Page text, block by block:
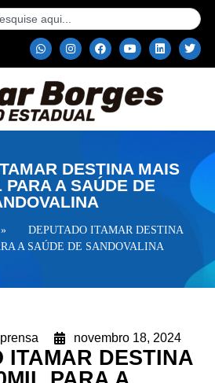
DESTINA MAIS
PARA A SAÚDE DE
»
DEPUTADO ITAMAR DESTINA
A SAÚDE DE SANDOVALINA
novembro 18, 2024
ITAMAR DESTINA